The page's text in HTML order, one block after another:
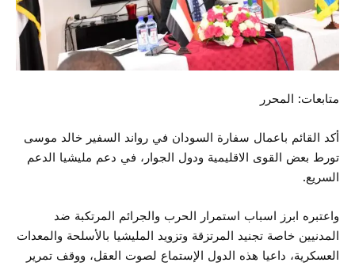
متابعات: المحرر
أكد القائم باعمال سفارة السودان في رواند السفير خالد موسى
تورط بعض القوى الاقليمية ودول الجوار، في دعم مليشيا الدعم
السريع.
واعتبره ابرز اسباب استمرار الحرب والجرائم المرتكبة ضد
المدنيين خاصة تجنيد المرتزقة وتزويد المليشيا بالأسلحة والمعدات
العسكرية، داعيا هذه الدول الإستماع لصوت العقل، ووقف تمرير